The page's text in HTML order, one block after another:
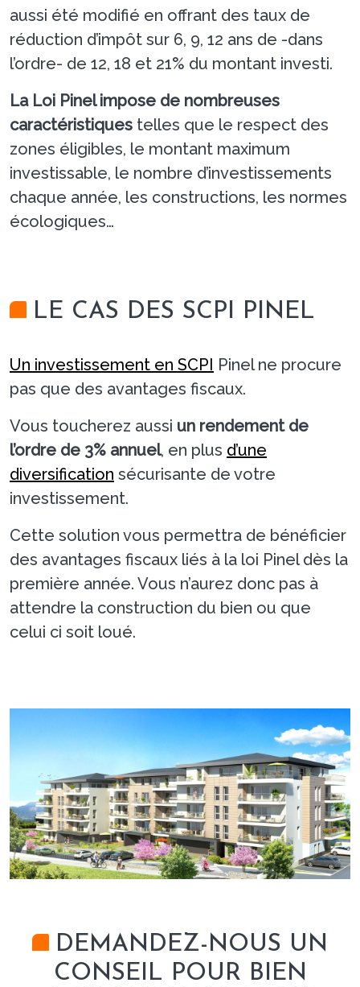
aussi été modifié en offrant des taux de
réduction d’impôt sur 6, 9, 12 ans de -dans
l’ordre- de 12, 18 et 21% du montant investi.
La Loi Pinel impose de nombreuses
caractéristiques telles que le respect des
zones éligibles, le montant maximum
investissable, le nombre d’investissements
chaque année, les constructions, les normes
écologiques…
LE CAS DES SCPI PINEL
Un investissement en SCPI Pinel ne procure
pas que des avantages fiscaux.
Vous toucherez aussi un rendement de
l’ordre de 3% annuel, en plus d’une
diversification sécurisante de votre
investissement.
Cette solution vous permettra de bénéficier
des avantages fiscaux liés à la loi Pinel dès la
première année. Vous n’aurez donc pas à
attendre la construction du bien ou que
celui ci soit loué.
DEMANDEZ-NOUS UN
CONSEIL POUR BIEN